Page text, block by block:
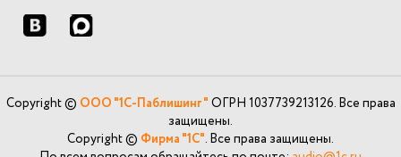
Copyright © ООО "1С-Паблишинг" ОГРН 1037739213126. Все права
защищены.
Copyright © Фирма "1С". Все права защищены.